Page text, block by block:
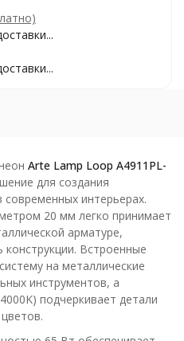
Arte Lamp Loop A4911PL-
для создания
интерьерах.
20 мм легко принимает
арматуре,
Встроенные
на металлические
инструментов, а
подчеркивает детали